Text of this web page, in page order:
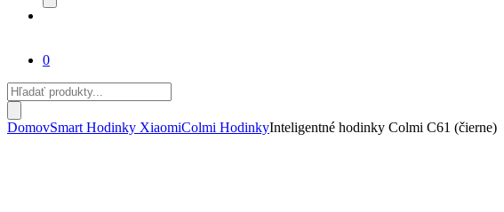
0
Products
search
DomovSmart Hodinky XiaomiColmi HodinkyInteligentné hodinky Colmi C61 (čierne)